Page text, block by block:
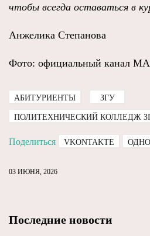
чтобы всегда оставаться в
Анжелика Степанова
Фото: официальный канал
АБИТУРИЕНТЫ ЗГУ
ПОЛИТЕХНИЧЕСКИЙ КОЛЛЕДЖ
Поделиться VKONTAKTE
03 ИЮНЯ, 2026
Последние новости